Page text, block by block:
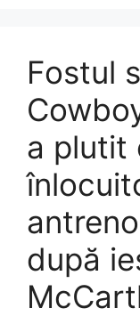
Fostul
a plutit
după